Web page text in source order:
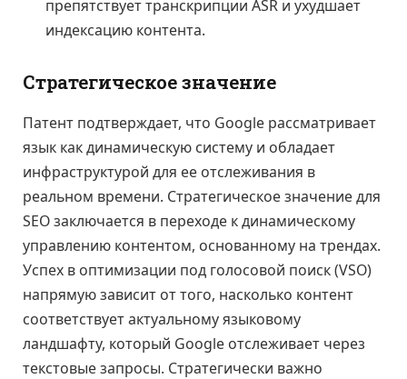
препятствует транскрипции ASR и ухудшает
индексацию контента.
Стратегическое значение
Патент подтверждает, что Google рассматривает
язык как динамическую систему и обладает
инфраструктурой для ее отслеживания в
реальном времени. Стратегическое значение для
SEO заключается в переходе к динамическому
управлению контентом, основанному на трендах.
Успех в оптимизации под голосовой поиск (VSO)
напрямую зависит от того, насколько контент
соответствует актуальному языковому
ландшафту, который Google отслеживает через
текстовые запросы. Стратегически важно